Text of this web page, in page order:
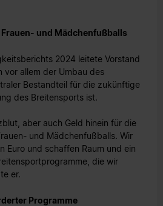
und Mädchenfußballs
2024 leitete Vorstand
vor allem der Umbau des
Bestandteil für die zukünftige
des Breitensports ist.
aber auch Geld hinein für die
und Mädchenfußballs. Wir
Euro und schaffen Raum und ein
die wir
er.
Programme